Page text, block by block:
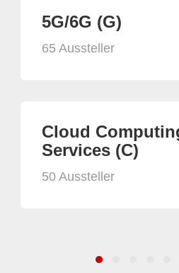
5G/6G (G)
65 Aussteller
Cloud
Services (C)
50 Aussteller